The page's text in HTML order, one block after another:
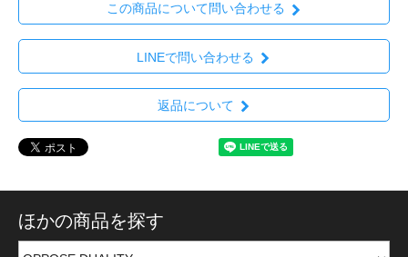
この商品について問い合わせる
LINEで問い合わせる
返品について
ほかの商品を探す